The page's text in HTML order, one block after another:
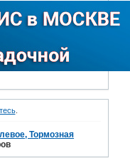
.
Тормозная